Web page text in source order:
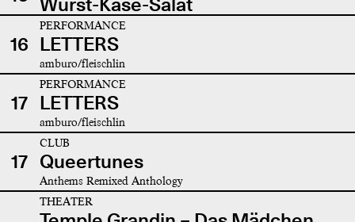
16
PERFORMANCE
LETTERS
amburo/fleischlin
17
PERFORMANCE
LETTERS
amburo/fleischlin
17
CLUB
Queertunes
Anthems Remixed Anthology
THEATER